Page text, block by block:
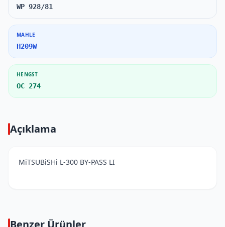
WP 928/81
MAHLE
H209W
HENGST
OC 274
Açıklama
MiTSUBiSHi L-300 BY-PASS LI
Benzer Ürünler